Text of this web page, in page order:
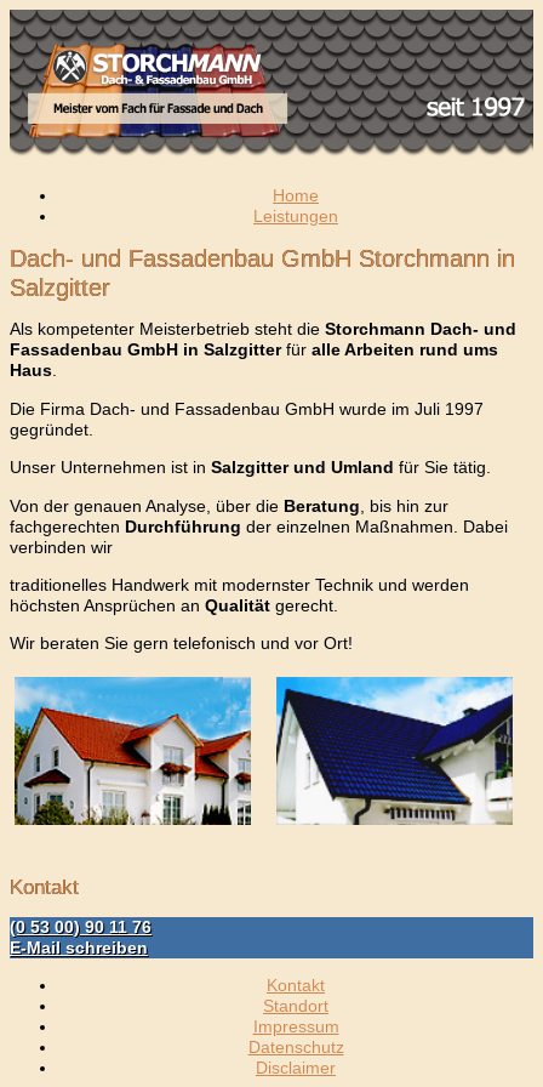
Home
Leistungen
Dach- und Fassadenbau GmbH Storchmann in
Salzgitter
Als kompetenter Meisterbetrieb steht die Storchmann Dach- und
Fassadenbau GmbH in Salzgitterfür alle Arbeiten rund ums
Haus.
Die Firma Dach- und Fassadenbau GmbH wurde im Juli 1997
gegründet.
Unser Unternehmen ist in Salzgitter und Umland für Sie tätig.
Von der genauen Analyse, über die Beratung , bis hin zur
fachgerechten Durchführung der einzelnen Maßnahmen. Dabei
verbinden wir
traditionelles Handwerk mit modernster Technik und werden
höchsten Ansprüchen an Qualität gerecht.
Wir beraten Sie gern telefonisch und vor Ort!
Kontakt
(0 53 00) 90 11 76
E-Mail schreiben
Kontakt
Standort
Impressum
Datenschutz
Disclaimer